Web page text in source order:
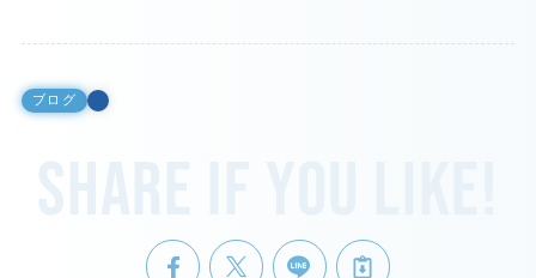
ブログ
Share if you like!